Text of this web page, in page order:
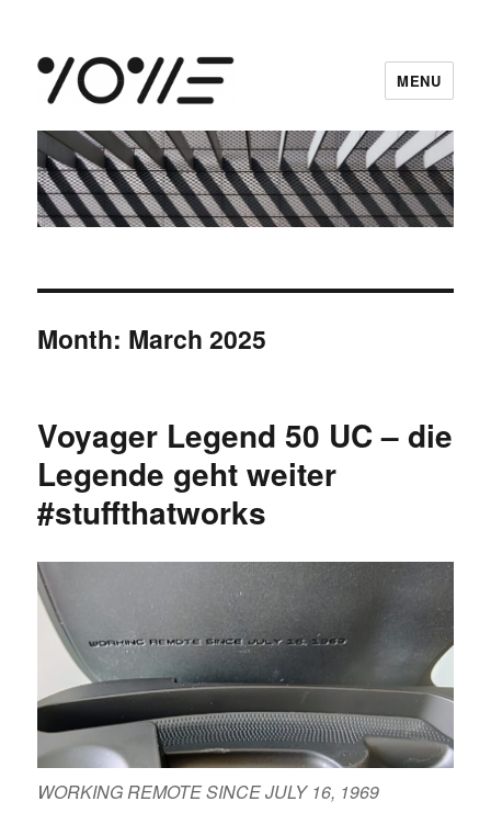
vowe dot net
MENU
Month: March 2025
Voyager Legend 50 UC – die
Legende geht weiter
#stuffthatworks
WORKING REMOTE SINCE JULY 16, 1969